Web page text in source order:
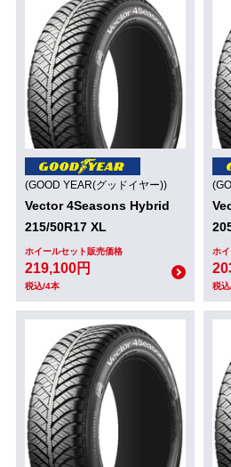
(GOOD YEAR(グッドイヤー))
Vector 4Seasons Hybrid
215/50R17 XL
ホイールセット販売価格
219,100円
税込/4本
ホ
税